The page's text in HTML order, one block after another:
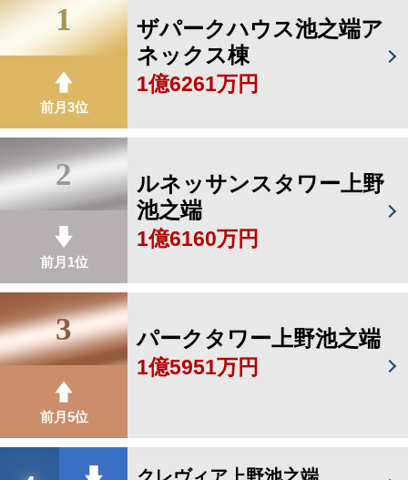
1
前月3位
ザパークハウス池之端ア
ネックス棟
1億6261万円
2
前月1位
ルネッサンスタワー上野
池之端
1億6160万円
3
前月5位
パークタワー上野池之端
1億5951万円